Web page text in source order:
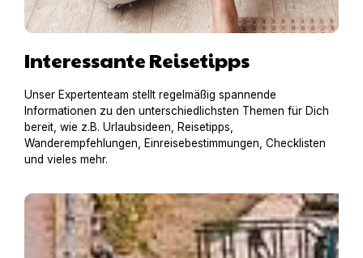
Interessante Reisetipps
Unser Expertenteam stellt regelmäßig spannende
Informationen zu den unterschiedlichsten Themen für Dich
bereit, wie z.B. Urlaubsideen, Reisetipps,
Wanderempfehlungen, Einreisebestimmungen, Checklisten
und vieles mehr.
Hausboot mit Hund